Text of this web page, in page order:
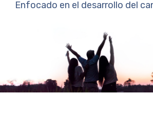
Enfocado en el desarrollo del